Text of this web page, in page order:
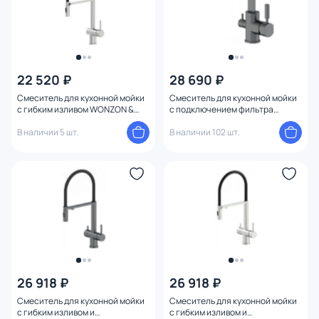
22 520 ₽
Смеситель для кухонной мойки
с гибким изливом WONZON &
WOGHAND WW-88438003-BN
Никель
В наличии 5 шт.
28 690 ₽
Смеситель для кухонной мойки
с подключением фильтра
88458003-BGM Темный графит
В наличии 102 шт.
26 918 ₽
Смеситель для кухонной мойки
с гибким изливом и
26 918 ₽
Смеситель для кухонной мойки
с гибким изливом и